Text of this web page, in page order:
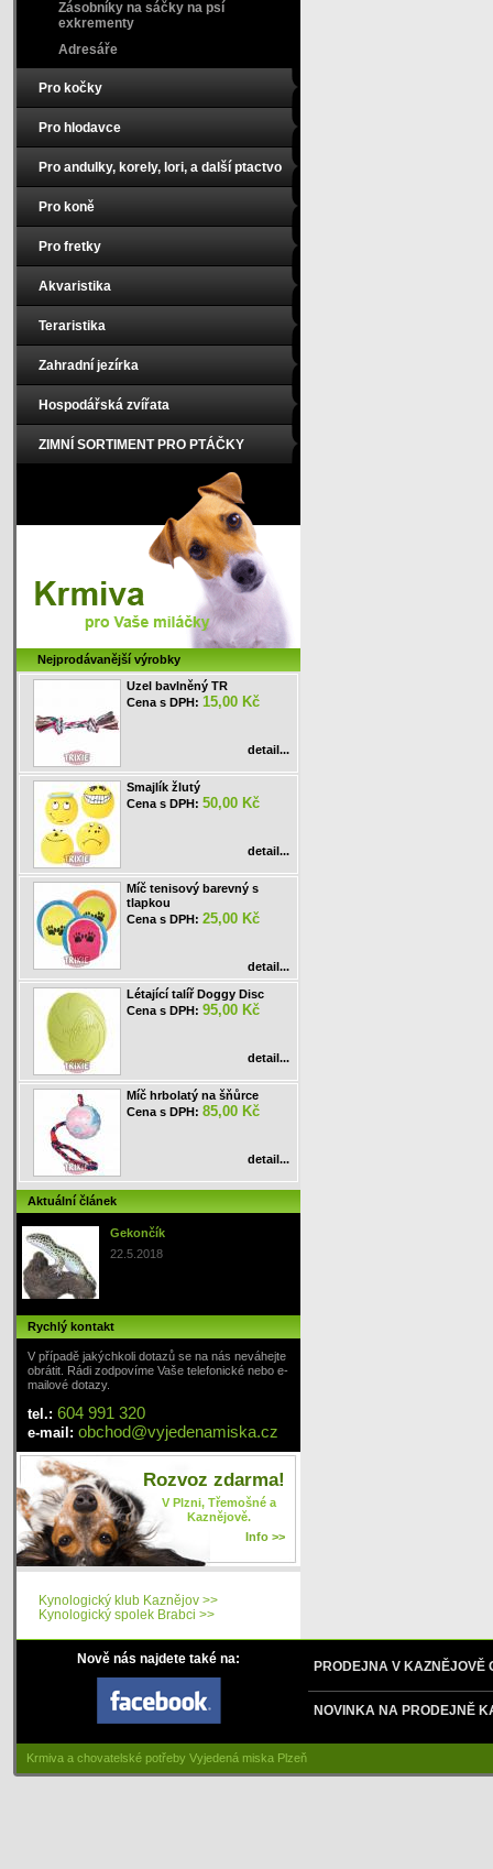
Zásobníky na sáčky na psí
exkrementy
Adresáře
Pro kočky
Pro hlodavce
Pro andulky, korely, lori, a další ptactvo
Pro koně
Pro fretky
Akvaristika
Teraristika
Zahradní jezírka
Hospodářská zvířata
ZIMNÍ SORTIMENT PRO PTÁČKY
Nejprodávanější výrobky
Uzel bavlněný TR
Cena s DPH: 15,00 Kč
detail...
Smajlík žlutý
Cena s DPH: 50,00 Kč
detail...
Míč tenisový barevný s
tlapkou
Cena s DPH: 25,00 Kč
detail...
Létající talíř Doggy Disc
Cena s DPH: 95,00 Kč
detail...
Míč hrbolatý na šňůrce
Cena s DPH: 85,00 Kč
detail...
Aktuální článek
Gekončík
22.5.2018
Rychlý kontakt
V případě jakýchkoli dotazů se na nás neváhejte
obrátit. Rádi zodpovíme Vaše telefonické nebo e-
mailové dotazy.
tel.: 604 991 320
e-mail: obchod@vyjedenamiska.cz
Rozvoz zdarma!
V Plzni, Třemošné a
Kaznějově.
Info >>
Kynologický klub Kaznějov >>
Kynologický spolek Brabci >>
Nově nás najdete také na: PRODEJNA V KAZNĚJOVĚ
NOVINKA NA PRODEJNĚ
Krmiva a chovatelské potřeby Vyjedená miska Plzeň